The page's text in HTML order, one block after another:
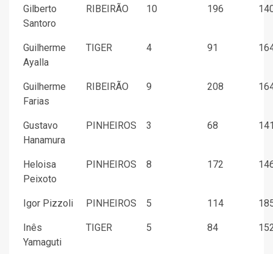
Gilberto
Santoro
RIBEIRÃO 10 196
Guilherme
Ayalla
TIGER 4 91
Guilherme
Farias
RIBEIRÃO 9 208
Gustavo
Hanamura
PINHEIROS 3 68
Heloisa
Peixoto
PINHEIROS 8 172
Igor Pizzoli PINHEIROS 5 114
Inês
Yamaguti
TIGER 5 84